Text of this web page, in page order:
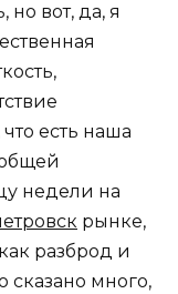
вот, да, я
есть наша
недели на
рынке,
разброд и
сказано много,